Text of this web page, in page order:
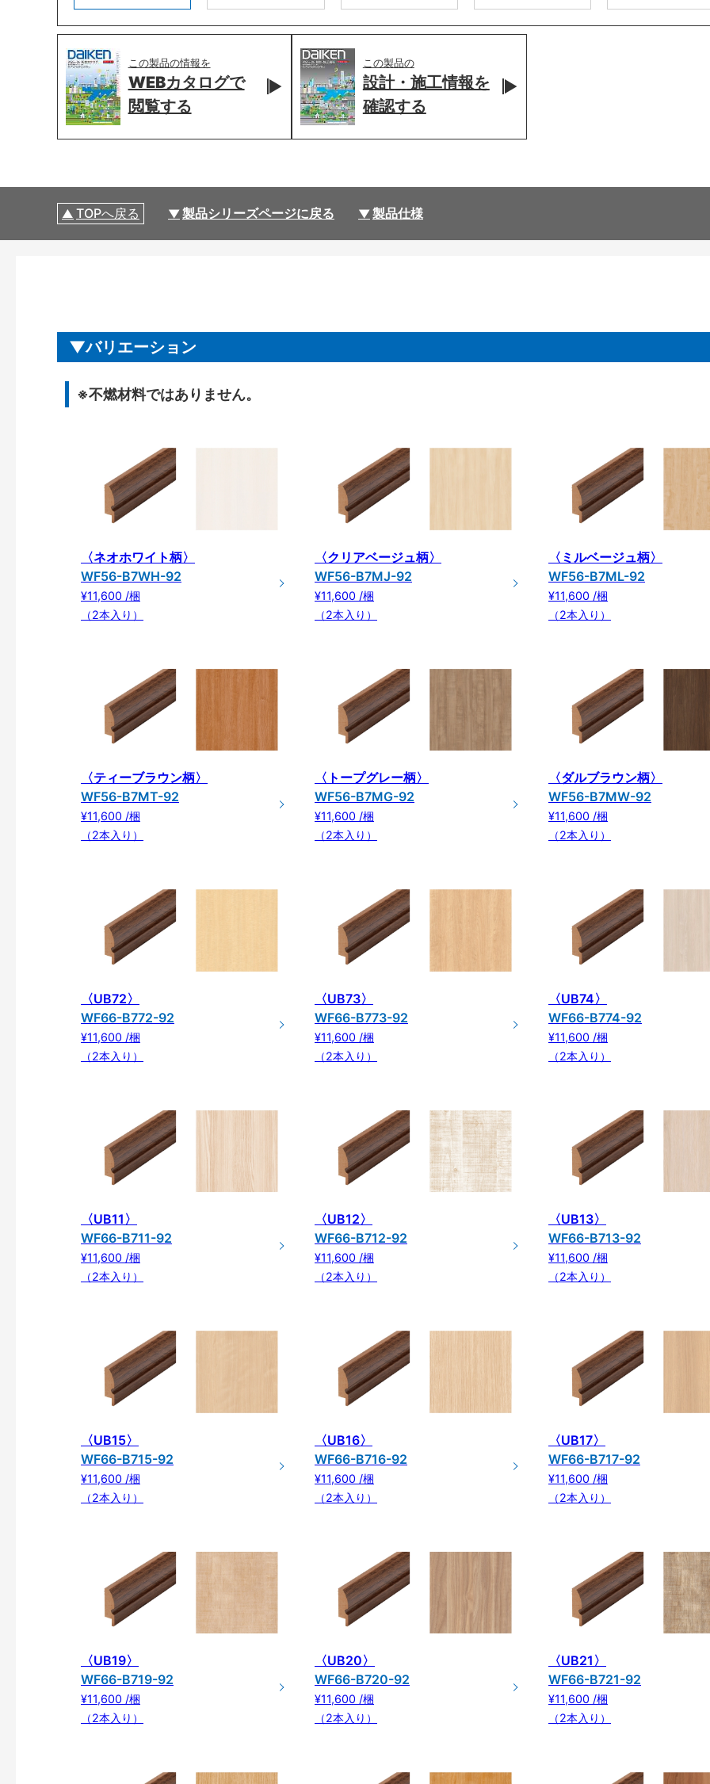
この製品の情報を
WEBカタログで
閲覧する
この製品の
設計・施工情報を
確認する
TOPへ戻る 製品シリーズページに戻る 製品仕様
バリエーション
※不燃材料ではありません。
〈ネオホワイト柄〉
WF56-B7WH-92
¥11,600 /梱
（2本入り）
〈クリアベージュ柄〉
WF56-B7MJ-92
¥11,600 /梱
（2本入り）
〈ミルベージュ柄〉
WF56-B7ML-92
¥11,600 /梱
（2本入り）
〈ティーブラウン柄〉
WF56-B7MT-92
¥11,600 /梱
（2本入り）
〈トープグレー柄〉
WF56-B7MG-92
¥11,600 /梱
（2本入り）
〈ダルブラウン柄〉
WF56-B7MW-92
¥11,600 /梱
（2本入り）
〈UB72〉
WF66-B772-92
¥11,600 /梱
（2本入り）
〈UB73〉
WF66-B773-92
¥11,600 /梱
（2本入り）
〈UB74〉
WF66-B774-92
¥11,600 /梱
（2本入り）
〈UB11〉
WF66-B711-92
¥11,600 /梱
（2本入り）
〈UB12〉
WF66-B712-92
¥11,600 /梱
（2本入り）
〈UB13〉
WF66-B713-92
¥11,600 /梱
（2本入り）
〈UB15〉
WF66-B715-92
¥11,600 /梱
（2本入り）
〈UB16〉
WF66-B716-92
¥11,600 /梱
（2本入り）
〈UB17〉
WF66-B717-92
¥11,600 /梱
（2本入り）
〈UB19〉
WF66-B719-92
¥11,600 /梱
（2本入り）
〈UB20〉
WF66-B720-92
¥11,600 /梱
（2本入り）
〈UB21〉
WF66-B721-92
¥11,600 /梱
（2本入り）